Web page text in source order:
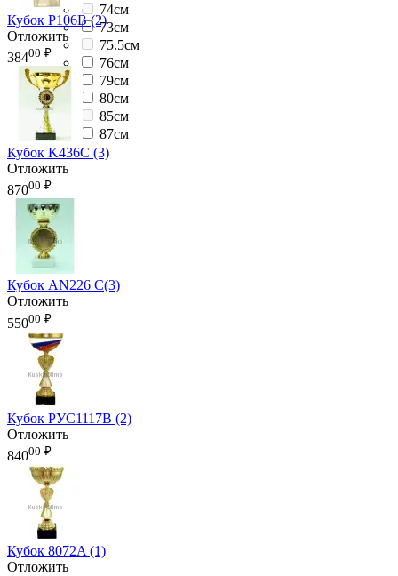
74см
73см
75.5см
76см
79см
80см
85см
87см
Кубок P106B (2)
Отложить
38400 ₽
Кубок K436C (3)
Отложить
87000 ₽
Кубок AN226 C(3)
Отложить
55000 ₽
Кубок РУС1117B (2)
Отложить
84000 ₽
Кубок 8072A (1)
Отложить